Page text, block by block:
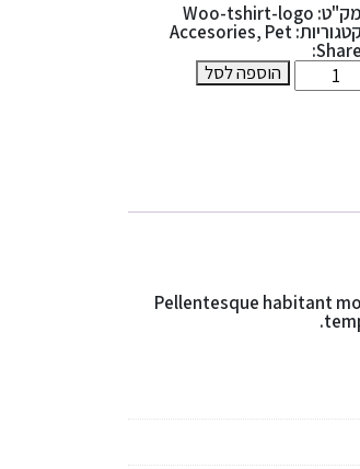
מק"ט: Woo-tshirt-logo
קטגוריות: Accesories, Pet
Share:
הוספה לסל
Pellentesque habitant